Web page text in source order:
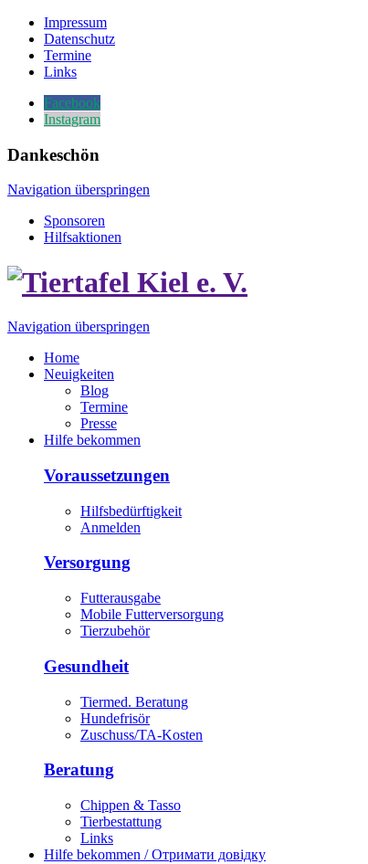
Impressum
Datenschutz
Termine
Links
Facebook
Instagram
Dankeschön
Navigation überspringen
Sponsoren
Hilfsaktionen
Navigation überspringen
Home
Neuigkeiten
Blog
Termine
Presse
Hilfe bekommen
Voraussetzungen
Hilfsbedürftigkeit
Anmelden
Versorgung
Futterausgabe
Mobile Futterversorgung
Tierzubehör
Gesundheit
Tiermed. Beratung
Hundefrisör
Zuschuss/TA-Kosten
Beratung
Chippen & Tasso
Tierbestattung
Links
Hilfe bekommen / Отримати довідку